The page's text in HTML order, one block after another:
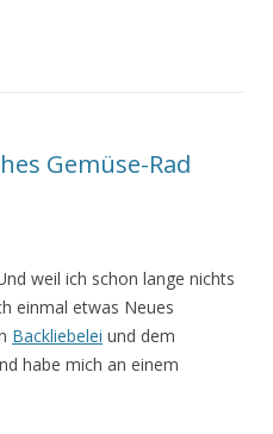
Gemüse-Rad
weil ich schon lange nichts
einmal etwas Neues
Backliebelei und dem
habe mich an einem